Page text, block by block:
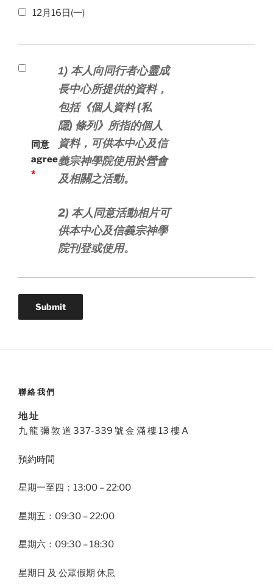
12月16日(一)
同意
agree
*
1) 本人向同行者心靈成
長中心所提供的資料，
包括《個人資料(私
隱) 條列》所指的個人
資料，可供本中心及信
義宗神學院使用於營會
及相關之活動。
2) 本人同意活動相片可
供本中心及信義宗神學
院刊登或使用。
聯絡我們
地 址
九 龍 彌 敦 道 337-339 號 金 滿 樓 13 樓 A
預約時間
星期一至四：13:00 – 22:00
星期五：09:30 – 22:00
星期六：09:30 – 18:30
星期日 及 公眾假期 休息